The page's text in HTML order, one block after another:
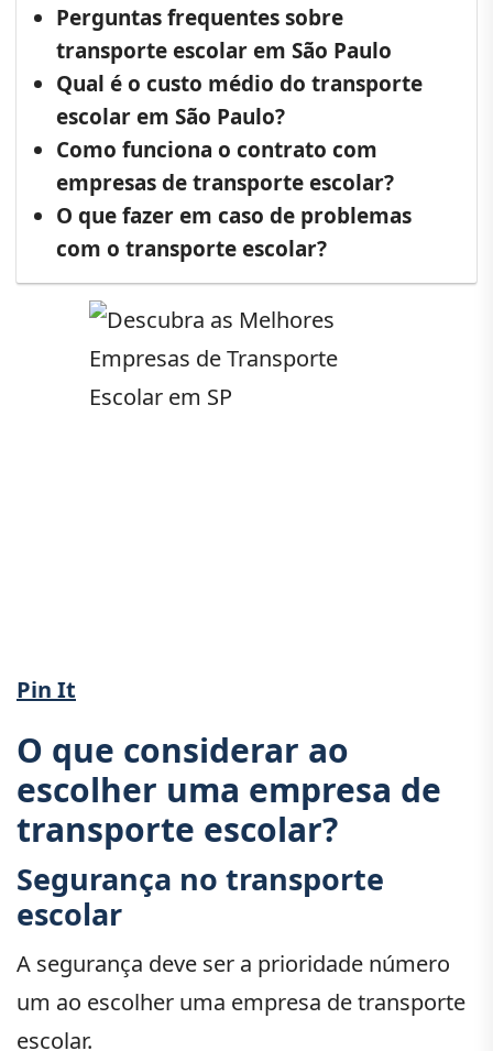
Perguntas frequentes sobre
transporte escolar em São Paulo
Qual é o custo médio do transporte
escolar em São Paulo?
Como funciona o contrato com
empresas de transporte escolar?
O que fazer em caso de problemas
com o transporte escolar?
Pin It
O que considerar ao
escolher uma empresa de
transporte escolar?
Segurança no transporte
escolar
A segurança deve ser a prioridade número
um ao escolher uma empresa de transporte
escolar.